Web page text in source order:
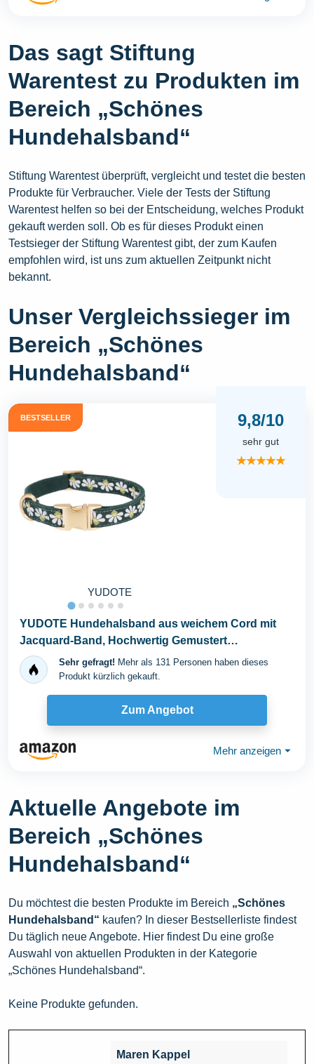
Das sagt Stiftung
Warentest zu Produkten im
Bereich „Schönes
Hundehalsband“
Stiftung Warentest überprüft, vergleicht und testet die besten
Produkte für Verbraucher. Viele der Tests der Stiftung
Warentest helfen so bei der Entscheidung, welches Produkt
gekauft werden soll. Ob es für dieses Produkt einen
Testsieger der Stiftung Warentest gibt, der zum Kaufen
empfohlen wird, ist uns zum aktuellen Zeitpunkt nicht
bekannt.
Unser Vergleichssieger im
Bereich „Schönes
Hundehalsband“
BESTSELLER
YUDOTE
9,8/10
sehr gut
★★★★★
YUDOTE Hundehalsband aus weichem Cord mit
Jacquard-Band, Hochwertig Gemustert
Blumenmuster für...
Sehr gefragt! Mehr als 131 Personen haben dieses
Produkt kürzlich gekauft.
Zum Angebot
Mehr anzeigen ⏷
Aktuelle Angebote im
Bereich „Schönes
Hundehalsband“
Du möchtest die besten Produkte im Bereich „Schönes
Hundehalsband“ kaufen? In dieser Bestsellerliste findest
Du täglich neue Angebote. Hier findest Du eine große
Auswahl von aktuellen Produkten in der Kategorie
„Schönes Hundehalsband“.
Keine Produkte gefunden.
Maren Kappel